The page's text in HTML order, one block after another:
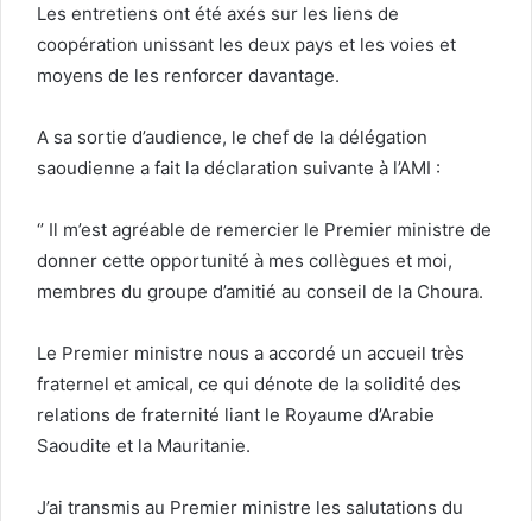
Les entretiens ont été axés sur les liens de
coopération unissant les deux pays et les voies et
moyens de les renforcer davantage.
A sa sortie d’audience, le chef de la délégation
saoudienne a fait la déclaration suivante à l’AMI :
‘’ Il m’est agréable de remercier le Premier ministre de
donner cette opportunité à mes collègues et moi,
membres du groupe d’amitié au conseil de la Choura.
Le Premier ministre nous a accordé un accueil très
fraternel et amical, ce qui dénote de la solidité des
relations de fraternité liant le Royaume d’Arabie
Saoudite et la Mauritanie.
J’ai transmis au Premier ministre les salutations du